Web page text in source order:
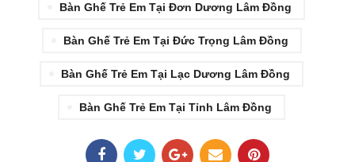
Bàn Ghế Trẻ Em Tại Đơn Dương Lâm Đồng
Bàn Ghế Trẻ Em Tại Đức Trọng Lâm Đồng
Bàn Ghế Trẻ Em Tại Lạc Dương Lâm Đồng
Bàn Ghế Trẻ Em Tại Tỉnh Lâm Đồng